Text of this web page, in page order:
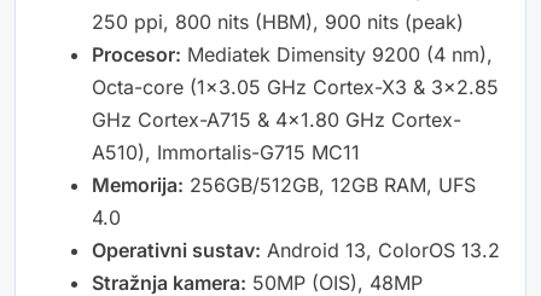
250 ppi, 800 nits (HBM), 900 nits (peak)
Procesor: Mediatek Dimensity 9200 (4 nm),
Octa-core (1×3.05 GHz Cortex-X3 & 3×2.85
GHz Cortex-A715 & 4×1.80 GHz Cortex-
A510), Immortalis-G715 MC11
Memorija: 256GB/512GB, 12GB RAM, UFS
4.0
Operativni sustav: Android 13, ColorOS 13.2
Stražnja kamera: 50MP (OIS), 48MP